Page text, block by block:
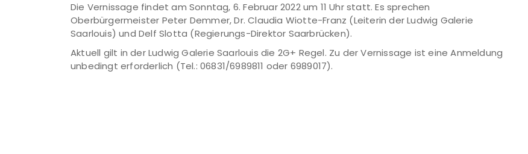
Die Vernissage findet am Sonntag, 6. Februar 2022 um 11 Uhr statt. Es sprechen
Oberbürgermeister Peter Demmer, Dr. Claudia Wiotte-Franz (Leiterin der Ludwig Galerie
Saarlouis) und Delf Slotta (Regierungs-Direktor Saarbrücken).
Aktuell gilt in der Ludwig Galerie Saarlouis die 2G+ Regel. Zu der Vernissage ist eine Anmeldung
unbedingt erforderlich (Tel.: 06831/6989811 oder 6989017).